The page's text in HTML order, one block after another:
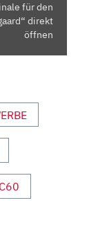
für den
direkt
öffnen